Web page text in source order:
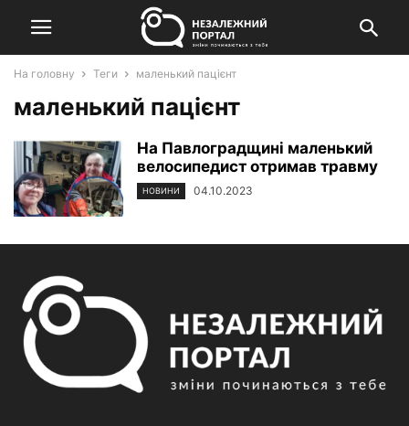
На головну Теги маленький пацієнт
маленький пацієнт
На Павлоградщині маленький
велосипедист отримав травму
НОВИНИ 04.10.2023